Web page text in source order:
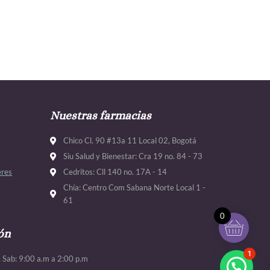
Nuestras farmacias
Chico Cl. 90 #13a 11 Local 02, Bogotá
Siu Salud y Bienestar: Cra 19 no. 84 - 73
Cedritos: Cll 140 no. 17A - 14
Chía: Centro Com Sabana Norte Local 1 -
61
9:00 a.m a 2:00 p.m
0
1